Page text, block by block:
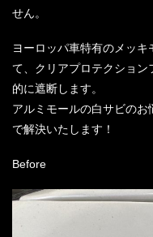
せん。
ヨーロッパ車特有のメッ
て、クリアプロテクション
的に遮断します。
アルミモールの白サビの
で解決いたします！
Before